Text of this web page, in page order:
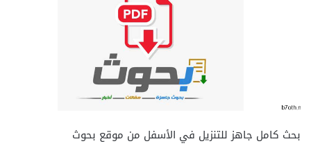
بحث كامل جاهز للتنزيل في الأسفل من موقع بحوث